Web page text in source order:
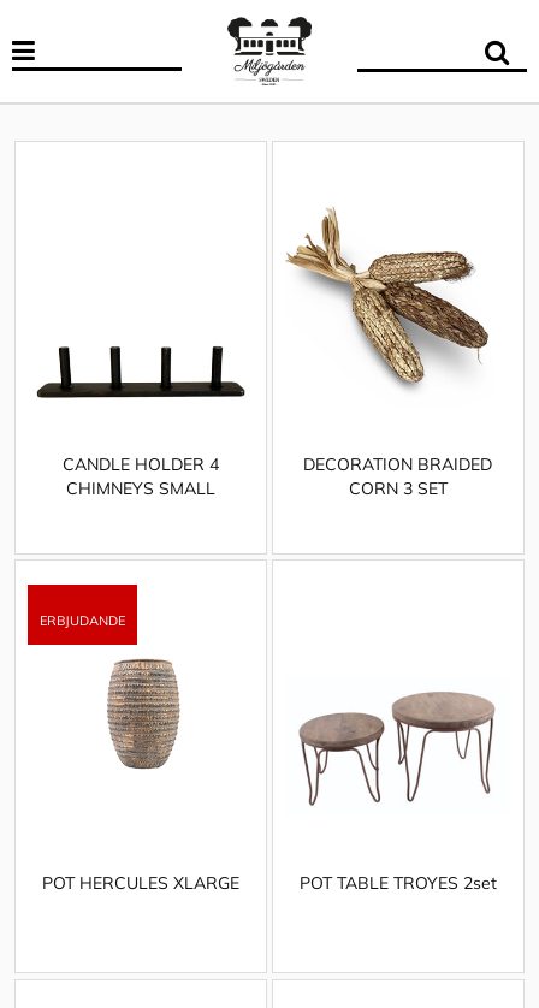
CANDLE HOLDER 4
CHIMNEYS SMALL
DECORATION BRAIDED
CORN 3 SET
POT HERCULES XLARGE POT TABLE TROYES 2set